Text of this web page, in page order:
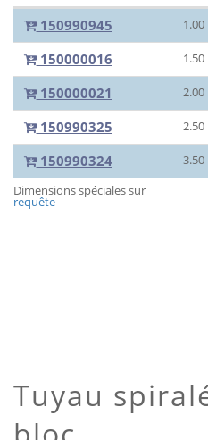
150990945 1.00
150000016 1.50
150000021 2.00
150990325 2.50
150990324 3.50
Dimensions spéciales sur
requête
Tuyau